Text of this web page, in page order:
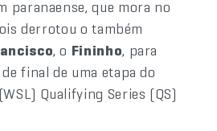
paranaense, que mora no
derrotou o também
, o Fininho, para
final de uma etapa do
Qualifying Series (QS)